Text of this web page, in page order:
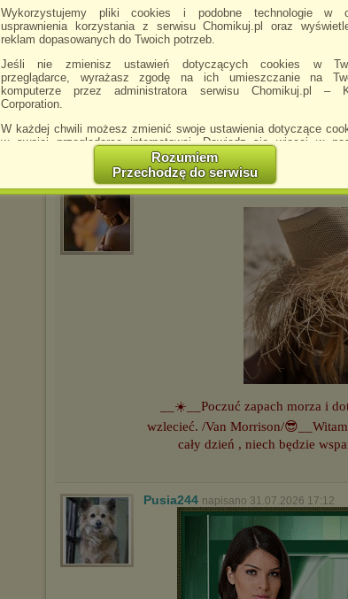
Wykorzystujemy pliki cookies i podobne technologie w
usprawnienia korzystania z serwisu Chomikuj.pl oraz
reklam dopasowanych do Twoich potrzeb.
Jeśli nie zmienisz ustawień dotyczących cookies w
przeglądarce, wyrażasz zgodę na ich umieszczanie na
komputerze przez administratora serwisu Chomikuj.pl –
Corporation.
W każdej chwili możesz zmienić swoje ustawienia dotyczące
w swojej przeglądarce internetowej. Dowiedz się więcej w
http://chomikuj.pl/PolitykaPrywatnosci.aspx
Jednocześnie informujemy że zmiana ustawień przeglądarki
spowodować ograniczenie korzystania ze strony Chomikuj.pl.
W przypadku braku twojej zgody na akceptację cookies
prosimy o opuszczenie serwisu chomikuj.pl.
Wykorzystanie plików cookies
Zaufanych
(dostosowanie reklam do Twoich potrzeb, analiza skuteczności
Wyrażenie sprzeciwu spowoduje, że wyświetlana Ci reklama
będzie dopasowana do Twoich preferencji, a będzie to
Istnieje możliwość zmiany ustawień przeglądarki
sposób uniemożliwiający przechowywanie plików cookies
urządzeniu końcowym. Można również usunąć pliki
dokonując odpowiednich zmian w ustawieniach
Pełną informację na ten temat znajdziesz pod
http://chomikuj.pl/PolitykaPrywatnosci.aspx.
Rozumiem
Przechodzę do serwisu
__🌟__Gwiazdy to małe, lśniące
Exupéry/♥♥__Niech miłe
ewa__m napisano 31.07.2026 11:12
__☀️__Poczuć zapach morza i
wzlecieć. /Van Morrison/
cały dzień , niech będzie
Pusia244 napisano 31.07.2026 17:12